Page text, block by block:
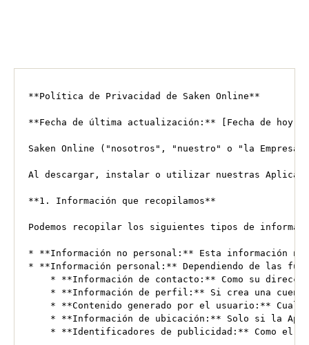
**Política de Privacidad de Saken Online**
**Fecha de última actualización:** [Fecha de hoy
Saken Online ("nosotros", "nuestro" o "la
Al descargar, instalar o utilizar nuestras
**1. Información que recopilamos**
Podemos recopilar los siguientes tipos de
* **Información no personal:** Esta información
* **Información personal:** Dependiendo de las
* **Información de contacto:** Como su
* **Información de perfil:** Si crea una
* **Contenido generado por el usuario:**
* **Información de ubicación:** Solo si la
* **Identificadores de publicidad:** Como el